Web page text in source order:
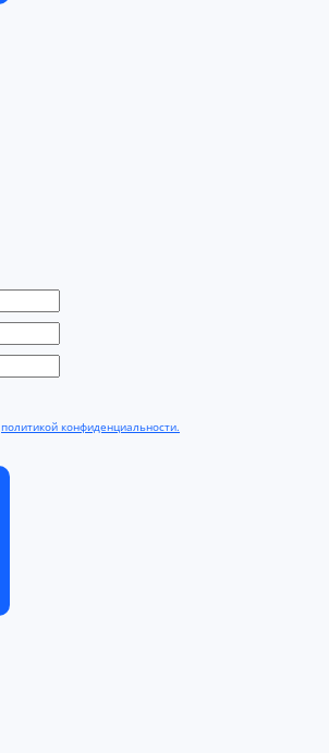
политикой конфиденциальности.